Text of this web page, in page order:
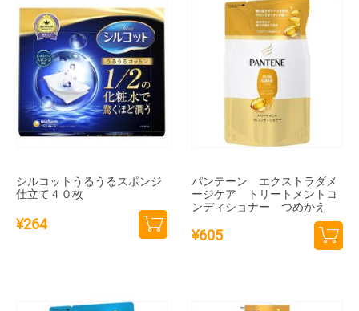
シルコットうるうるスポンジ
仕立て４０枚
¥264
パンテーン エクストラダメ
ージケア トリートメントコ
ンディショナー つめかえ
¥605